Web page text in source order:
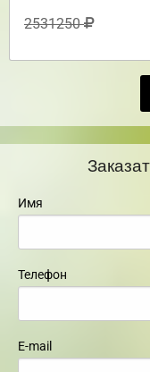
2531250
Имя
Телефон
E-mail